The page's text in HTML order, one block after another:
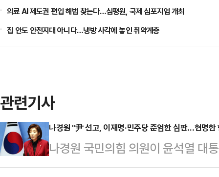
의료 AI 제도권 편입 해법 찾는다…심평원, 국제 심포지엄 개최
집 안도 안전지대 아니다…냉방 사각에 놓인 취약계층
관련기사
나경원 "尹 선고, 이재명·민주당 준엄한 심판…현명한
나경원 국민의힘 의원이 윤석열 대
헌법재판소의 선고는 단순히 대통